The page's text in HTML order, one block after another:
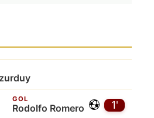
1'
GOL
Rodolfo Romero